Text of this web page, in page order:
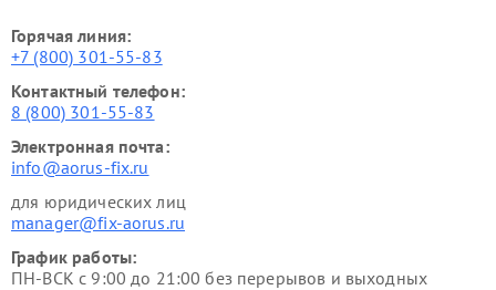
Горячая линия:
+7 (800) 301-55-83
Контактный телефон:
8 (800) 301-55-83
Электронная почта:
info@aorus-fix.ru
для юридических лиц
manager@fix-aorus.ru
График работы:
ПН-ВСК с 9:00 до 21:00 без перерывов и выходных